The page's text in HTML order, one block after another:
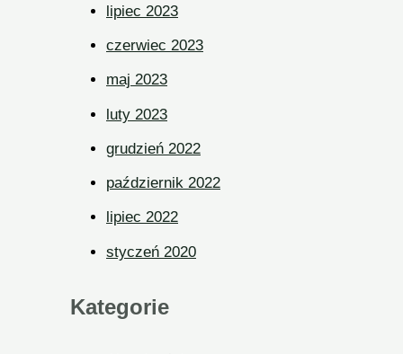
lipiec 2023
czerwiec 2023
maj 2023
luty 2023
grudzień 2022
październik 2022
lipiec 2022
styczeń 2020
Kategorie